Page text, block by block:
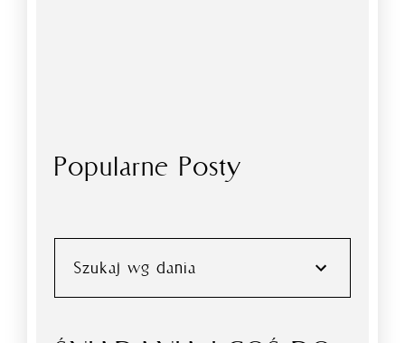
Popularne Posty
Szukaj wg dania